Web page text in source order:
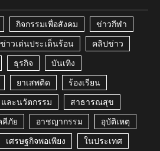
กิจกรรมเพื่อสังคม ข่าวกีฬา
ข่าวเด่นประเด็นร้อน คลิปข่าว
ธุรกิจ บันเทิง
ยาเสพติด ร้องเรียน
ละนวัตกรรม สาธารณสุข
คีภัย อาชญากรรม อุบัติเหตุ
เศรษฐกิจพอเพียง ในประเทศ